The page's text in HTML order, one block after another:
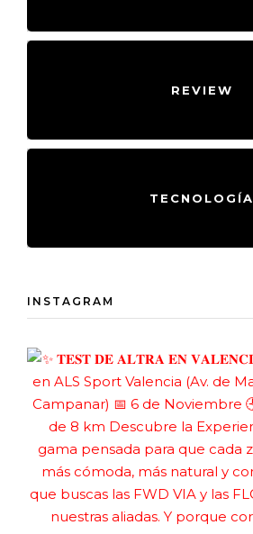
REVIEW
TECNOLOGÍA
INSTAGRAM